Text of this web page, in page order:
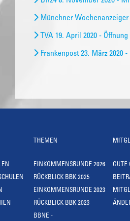
Münchner
TVA 19. April 2020 -
Frankenpost 23. März
THEMEN
EINKOMMENSRUNDE 2026
RÜCKBLICK BBK 2025
EINKOMMENSRUNDE 2023
RÜCKBLICK BBK 2023
BBNE -
GUTE